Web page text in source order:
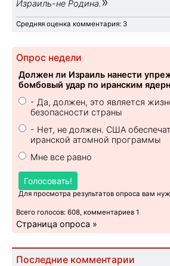
Израиль-не Родина.
Средняя оценка комментария: 3
Опрос недели
Должен ли Израиль нанести
бомбовый удар по иранским
- Да, должен, это является
безопасности страны
- Нет, не должен. США
иранской атомной программы
Мне все равно
Голосовать!
Для просмотра результатов опроса вам
Всего голосов: 608, комментариев 1
Страница опроса »
Последние комментарии